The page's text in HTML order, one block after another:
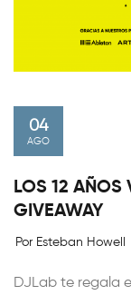
04
AGO
LOS 12 AÑOS
GIVEAWAY
Por Esteban Howell
DJLab te regala